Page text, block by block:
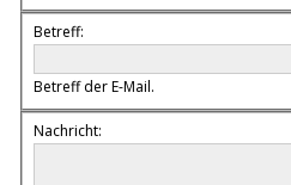
Betreff:
Betreff der E-Mail.
Nachricht: